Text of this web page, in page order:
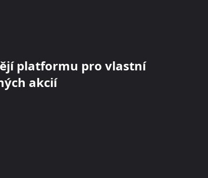
platformu pro vlastní
akcií